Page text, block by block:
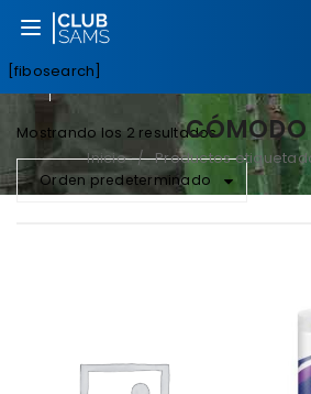
Abrir menú
[fibosearch]
CÓMODO
Inicio / Productos
Mostrando los 2 resultados
Orden predeterminado